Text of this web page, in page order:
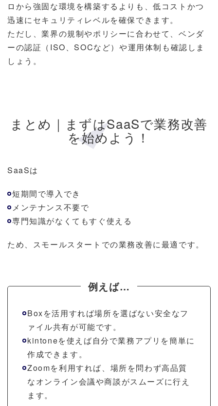
ロから強固な環境を構築するよりも、低コストかつ
迅速にセキュリティレベルを確保できます。
ただし、業界の規制やポリシーに合わせて、ベンダ
ーの認証（ISO、SOCなど）や運用体制も確認しま
しょう。
まとめ｜まずはSaaSで業務改善
を始めよう！
SaaSは
短期間で導入でき
メンテナンス不要で
専門知識がなくてもすぐ使える
ため、スモールスタートでの業務改善に最適です。
例えば…
Boxを活用すれば場所を選ばない安全なフ
ァイル共有が可能です。
kintoneを使えば自分で業務アプリを簡単に
作成できます。
Zoomを利用すれば、場所を問わず高品質
なオンライン会議や商談がスムーズに行え
ます。